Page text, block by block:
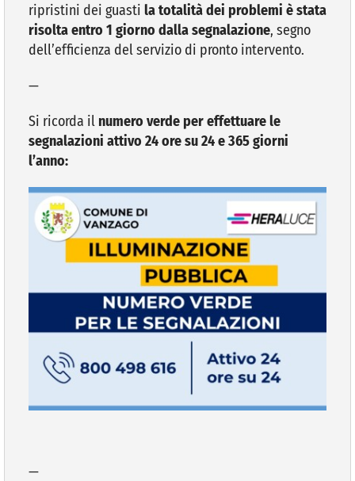
ripristini dei guasti la totalità dei problemi è stata
risolta entro 1 giorno dalla segnalazione, segno
dell’efficienza del servizio di pronto intervento.
—
Si ricorda il numero verde per effettuare le
segnalazioni attivo 24 ore su 24 e 365 giorni
l’anno:
—